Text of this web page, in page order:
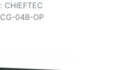
: CHIEFTEC
CG-04B-OP